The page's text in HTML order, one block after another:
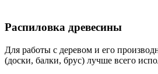
Распиловка древесины
Для работы с деревом и его
(доски, балки, брус) лучше всего